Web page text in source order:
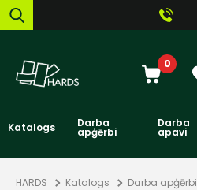
0
Katalogs Darba
apģērbi
Darba
apavi
HARDS Katalogs Darba apģērbi